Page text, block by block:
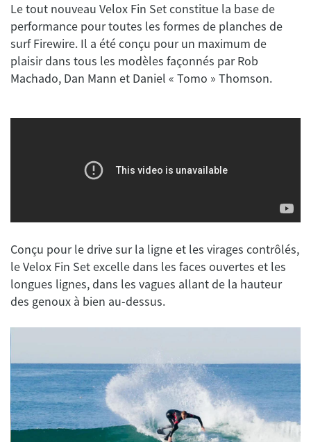
Le tout nouveau Velox Fin Set constitue la base de
performance pour toutes les formes de planches de
surf Firewire. Il a été conçu pour un maximum de
plaisir dans tous les modèles façonnés par Rob
Conçu pour le drive sur la ligne et les virages contrôlés,
le Velox Fin Set excelle dans les faces ouvertes et les
longues lignes, dans les vagues allant de la hauteur